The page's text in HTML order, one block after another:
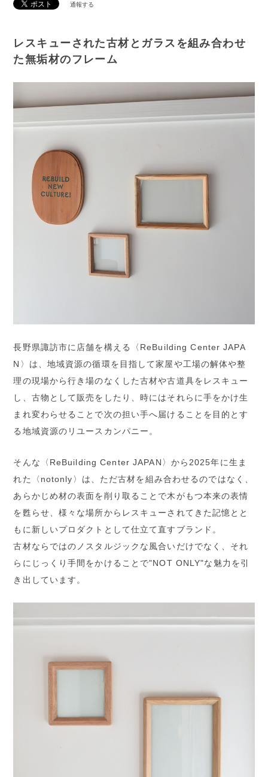
通報する
レスキューされた古材とガラスを組み合わせ
た無垢材のフレーム
長野県諏訪市に店舗を構える〈ReBuilding Center JAPA
N〉は、地域資源の循環を目指して家屋や工場の解体や整
理の現場から行き場のなくした古材や古道具をレスキュー
し、古物として販売をしたり、時にはそれらに手をかけ生
まれ変わらせることで次の担い手へ届けることを目的とす
る地域資源のリユースカンパニー。
そんな〈ReBuilding Center JAPAN〉から2025年に生ま
れた〈notonly〉は、ただ古材を組み合わせるのではなく、
あらかじめ材の表面を削り取ることで木がもつ本来の表情
を甦らせ、様々な場所からレスキューされてきた記憶とと
もに新しいプロダクトとして仕立て直すブランド。
古材ならではのノスタルジックな風合いだけでなく、それ
らにじっくり手間をかけることで"NOT ONLY"な魅力を引
き出しています。